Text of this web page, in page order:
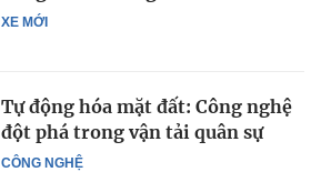
XE MỚI
CÔNG NGHỆ
Tự động hóa mặt đất: Công nghệ
đột phá trong vận tải quân sự